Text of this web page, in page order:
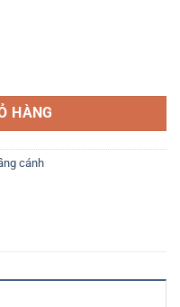
7.5KW số lượng
HÀNG
cánh